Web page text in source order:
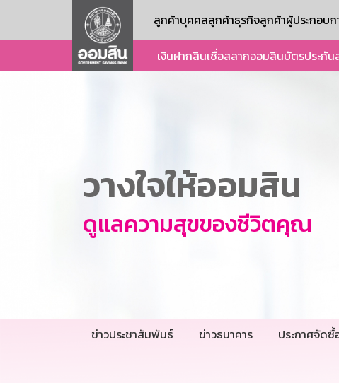
ลูกค้าบุคคลลูกค้าธุรกิจลูกค้าผู้ประกอบ
เงินฝากสินเชื่อสลากออมสินบัตรประกัน
วางใจให้ออมสิน
ดูแลความสุขของชีวิตคุณ
ข่าวประชาสัมพันธ์ ข่าวธนาคาร ประกาศจัดซื้